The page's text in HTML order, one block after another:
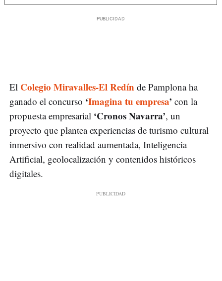
El Colegio Miravalles-El Redín de Pamplona ha
ganado el concurso ‘Imagina tu empresa’ con la
propuesta empresarial ‘Cronos Navarra’, un
proyecto que plantea experiencias de turismo cultural
inmersivo con realidad aumentada, Inteligencia
Artificial, geolocalización y contenidos históricos
digitales.